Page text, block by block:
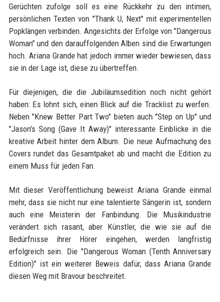
Gerüchten zufolge soll es eine Rückkehr zu den intimen,
persönlichen Texten von "Thank U, Next" mit experimentellen
Popklängen verbinden. Angesichts der Erfolge von "Dangerous
Woman" und den darauffolgenden Alben sind die Erwartungen
hoch. Ariana Grande hat jedoch immer wieder bewiesen, dass
sie in der Lage ist, diese zu übertreffen.
Für diejenigen, die die Jubiläumsedition noch nicht gehört
haben: Es lohnt sich, einen Blick auf die Tracklist zu werfen.
Neben "Knew Better Part Two" bieten auch "Step on Up" und
"Jason's Song (Gave It Away)" interessante Einblicke in die
kreative Arbeit hinter dem Album. Die neue Aufmachung des
Covers rundet das Gesamtpaket ab und macht die Edition zu
einem Muss für jeden Fan.
Mit dieser Veröffentlichung beweist Ariana Grande einmal
mehr, dass sie nicht nur eine talentierte Sängerin ist, sondern
auch eine Meisterin der Fanbindung. Die Musikindustrie
verändert sich rasant, aber Künstler, die wie sie auf die
Bedürfnisse ihrer Hörer eingehen, werden langfristig
erfolgreich sein. Die "Dangerous Woman (Tenth Anniversary
Edition)" ist ein weiterer Beweis dafür, dass Ariana Grande
diesen Weg mit Bravour beschreitet.